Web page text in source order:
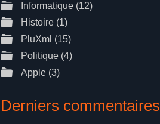
Informatique (12)
Histoire (1)
PluXml (15)
Politique (4)
Apple (3)
Derniers commentaires